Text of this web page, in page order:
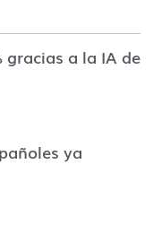
gracias a la IA de
ya